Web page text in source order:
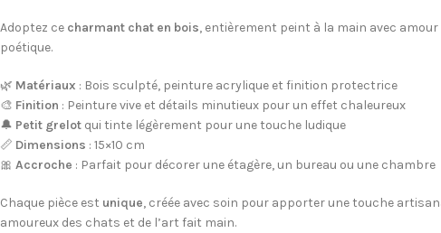
Adoptez ce charmant chat en bois, entièrement peint à la main avec
poétique.
🌿 Matériaux : Bois sculpté, peinture acrylique et finition protectrice
🎨 Finition : Peinture vive et détails minutieux pour un effet chaleureux
🔔 Petit grelot qui tinte légèrement pour une touche ludique
📏 Dimensions : 15×10 cm
🎀 Accroche : Parfait pour décorer une étagère, un bureau ou une chambre
Chaque pièce est unique, créée avec soin pour apporter une touche
amoureux des chats et de l’art fait main.